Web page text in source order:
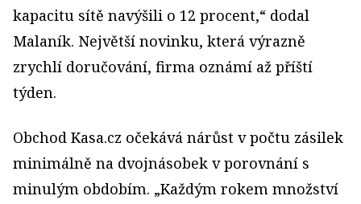
kapacitu sítě navýšili o 12 procent,“ dodal
Malaník. Největší novinku, která výrazně
zrychlí doručování, firma oznámí až příští
týden.
Obchod Kasa.cz očekává nárůst v počtu zásilek
minimálně na dvojnásobek v porovnání s
minulým obdobím. „Každým rokem množství